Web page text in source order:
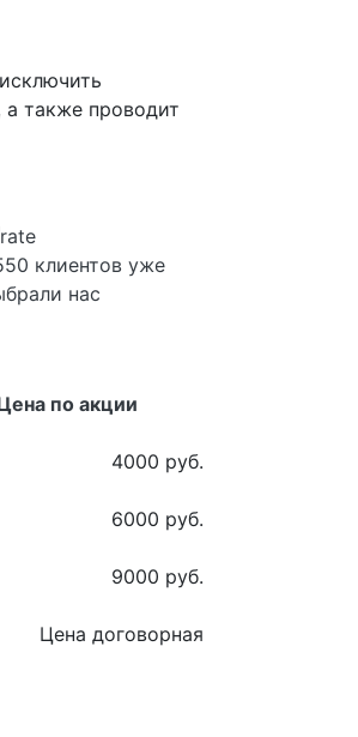
также проводит
клиентов уже
нас
по акции
4000 руб.
6000 руб.
9000 руб.
Цена договорная